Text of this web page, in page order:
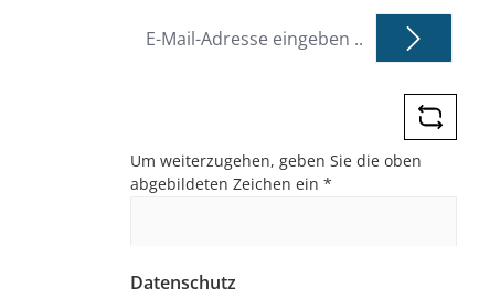
Mail-
Um weiterzugehen, geben Sie die oben
abgebildeten Zeichen ein *
Datenschutz